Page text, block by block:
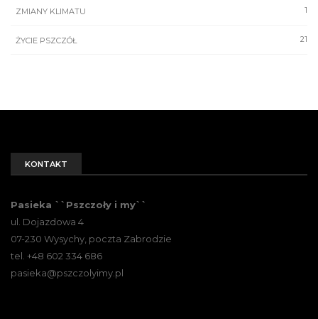
1
ZMIANY KLIMATU
21
ŻYCIE PSZCZÓŁ
KONTAKT
Pasieka ``Pszczoły i my``
ul. Dojazdowa 4
07-230 Wysychy, poczta Zabrodzie
tel. +48 602 334 686
pasieka@pszczolyimy.pl